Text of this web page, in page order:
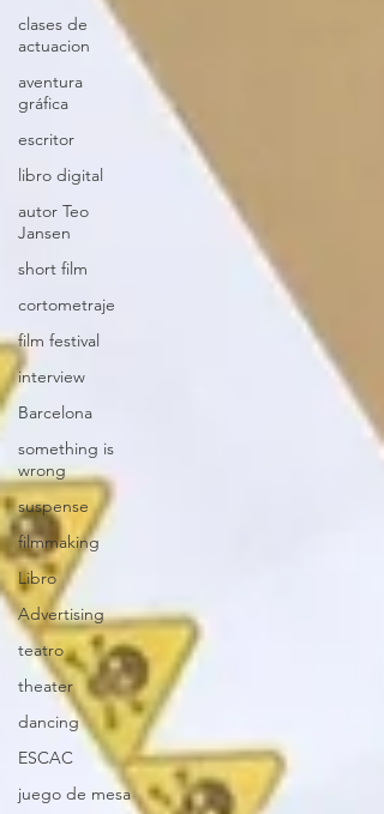
clases de
actuacion
aventura
gráfica
escritor
libro digital
autor Teo
Jansen
short film
cortometraje
film festival
interview
Barcelona
something is
wrong
suspense
filmmaking
Libro
Advertising
teatro
theater
dancing
ESCAC
juego de mesa